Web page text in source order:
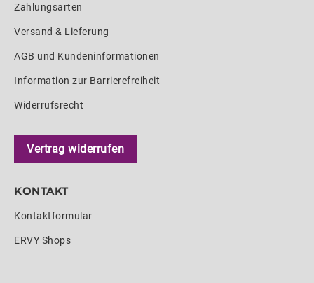
Zahlungsarten
Versand & Lieferung
AGB und Kundeninformationen
Information zur Barrierefreiheit
Widerrufsrecht
Vertrag widerrufen
KONTAKT
Kontaktformular
ERVY Shops